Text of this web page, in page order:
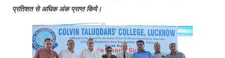
प्रतिशत से अधिक अंक प्राप्त किये।